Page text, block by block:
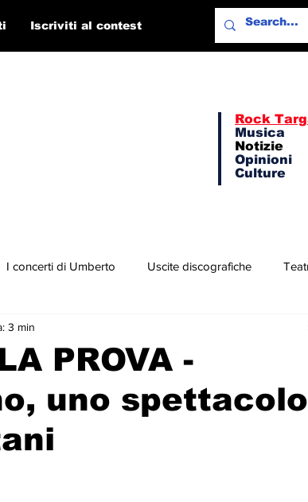
Iscriviti al contest
Rock
Musica
Notizie
Opinioni
Culture
I concerti di Umberto Uscite discografiche
PROVA -
uno spettacolo
3 min